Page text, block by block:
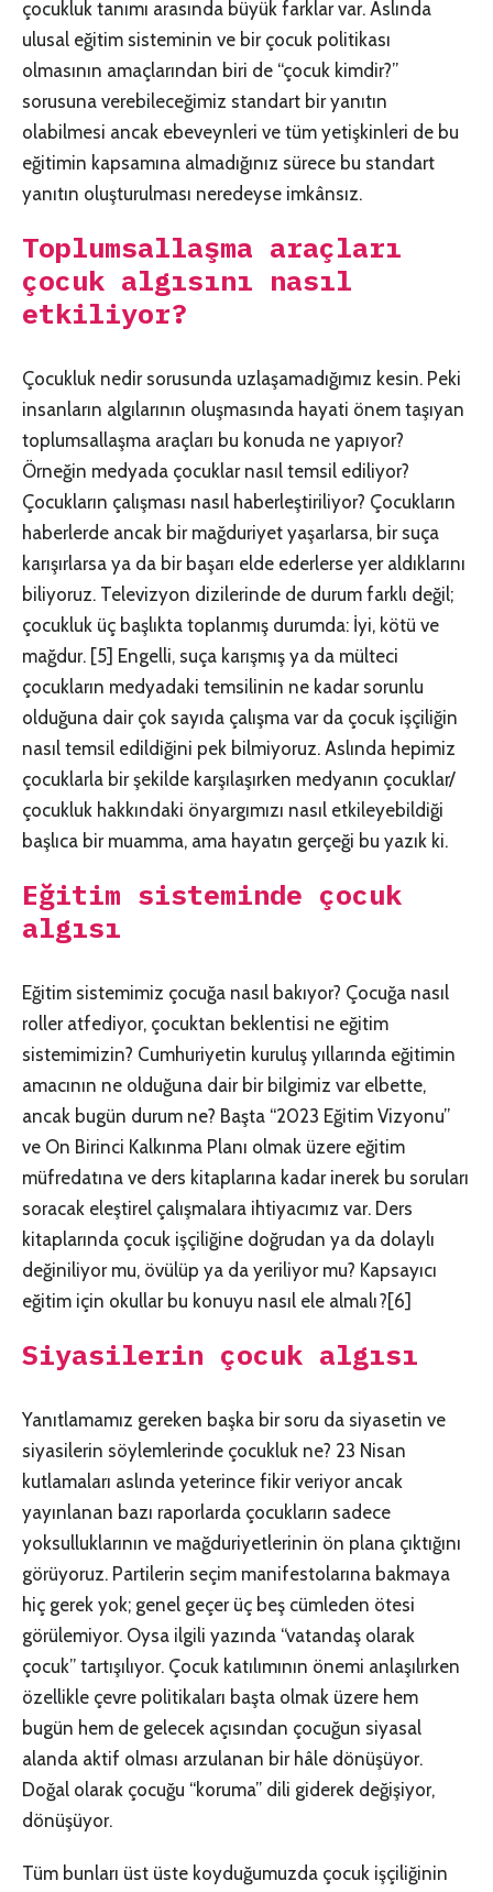
çocukluk tanımı arasında büyük farklar var. Aslında
ulusal eğitim sisteminin ve bir çocuk politikası
olmasının amaçlarından biri de “çocuk kimdir?”
sorusuna verebileceğimiz standart bir yanıtın
olabilmesi ancak ebeveynleri ve tüm yetişkinleri de bu
eğitimin kapsamına almadığınız sürece bu standart
yanıtın oluşturulması neredeyse imkânsız.
Toplumsallaşma araçları
çocuk algısını nasıl
etkiliyor?
Çocukluk nedir sorusunda uzlaşamadığımız kesin. Peki
insanların algılarının oluşmasında hayati önem taşıyan
toplumsallaşma araçları bu konuda ne yapıyor?
Örneğin medyada çocuklar nasıl temsil ediliyor?
Çocukların çalışması nasıl haberleştiriliyor? Çocukların
haberlerde ancak bir mağduriyet yaşarlarsa, bir suça
karışırlarsa ya da bir başarı elde ederlerse yer aldıklarını
biliyoruz. Televizyon dizilerinde de durum farklı değil;
çocukluk üç başlıkta toplanmış durumda: İyi, kötü ve
mağdur. [5] Engelli, suça karışmış ya da mülteci
çocukların medyadaki temsilinin ne kadar sorunlu
olduğuna dair çok sayıda çalışma var da çocuk işçiliğin
nasıl temsil edildiğini pek bilmiyoruz. Aslında hepimiz
çocuklarla bir şekilde karşılaşırken medyanın çocuklar/
çocukluk hakkındaki önyargımızı nasıl etkileyebildiği
başlıca bir muamma, ama hayatın gerçeği bu yazık ki.
Eğitim sisteminde çocuk
algısı
Eğitim sistemimiz çocuğa nasıl bakıyor? Çocuğa nasıl
roller atfediyor, çocuktan beklentisi ne eğitim
sistemimizin? Cumhuriyetin kuruluş yıllarında eğitimin
amacının ne olduğuna dair bir bilgimiz var elbette,
ancak bugün durum ne? Başta “2023 Eğitim Vizyonu”
ve On Birinci Kalkınma Planı olmak üzere eğitim
müfredatına ve ders kitaplarına kadar inerek bu soruları
soracak eleştirel çalışmalara ihtiyacımız var. Ders
kitaplarında çocuk işçiliğine doğrudan ya da dolaylı
değiniliyor mu, övülüp ya da yeriliyor mu? Kapsayıcı
eğitim için okullar bu konuyu nasıl ele almalı?[6]
Siyasilerin çocuk algısı
Yanıtlamamız gereken başka bir soru da siyasetin ve
siyasilerin söylemlerinde çocukluk ne? 23 Nisan
kutlamaları aslında yeterince fikir veriyor ancak
yayınlanan bazı raporlarda çocukların sadece
yoksulluklarının ve mağduriyetlerinin ön plana çıktığını
görüyoruz. Partilerin seçim manifestolarına bakmaya
hiç gerek yok; genel geçer üç beş cümleden ötesi
görülemiyor. Oysa ilgili yazında “vatandaş olarak
çocuk” tartışılıyor. Çocuk katılımının önemi anlaşılırken
özellikle çevre politikaları başta olmak üzere hem
bugün hem de gelecek açısından çocuğun siyasal
alanda aktif olması arzulanan bir hâle dönüşüyor.
Doğal olarak çocuğu “koruma” dili giderek değişiyor,
dönüşüyor.
Tüm bunları üst üste koyduğumuzda çocuk işçiliğinin